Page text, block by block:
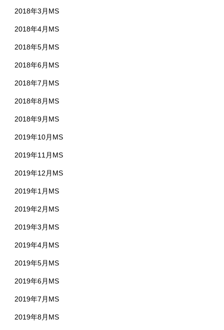
2018年3月MS
2018年4月MS
2018年5月MS
2018年6月MS
2018年7月MS
2018年8月MS
2018年9月MS
2019年10月MS
2019年11月MS
2019年12月MS
2019年1月MS
2019年2月MS
2019年3月MS
2019年4月MS
2019年5月MS
2019年6月MS
2019年7月MS
2019年8月MS